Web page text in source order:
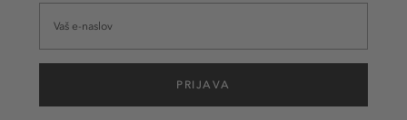
PRIJAVA